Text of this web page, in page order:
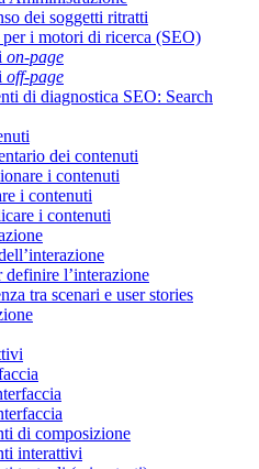
dei soggetti ritratti
i motori di ricerca (SEO)
on-page
off-page
di diagnostica SEO: Search
dei contenuti
i contenuti
i contenuti
i contenuti
definire l’interazione
tra scenari e user stories
di composizione
interattivi